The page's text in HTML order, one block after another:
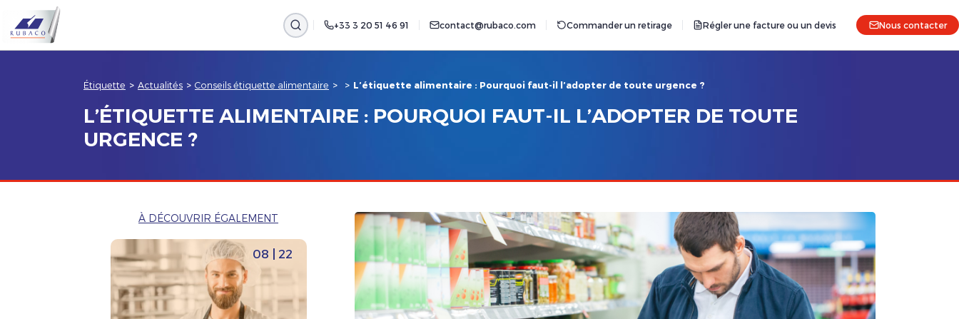
+33 3 20 51 46 91 contact@rubaco.com Commander un retirage Régler une facture ou un devis Nous contacter
Étiquette > Actualités > Conseils étiquette alimentaire > > L’étiquette alimentaire : Pourquoi faut-il l’adopter de toute urgence ?
L’ÉTIQUETTE ALIMENTAIRE : POURQUOI FAUT-IL L’ADOPTER DE TOUTE
URGENCE ?
À DÉCOUVRIR ÉGALEMENT
08 | 22